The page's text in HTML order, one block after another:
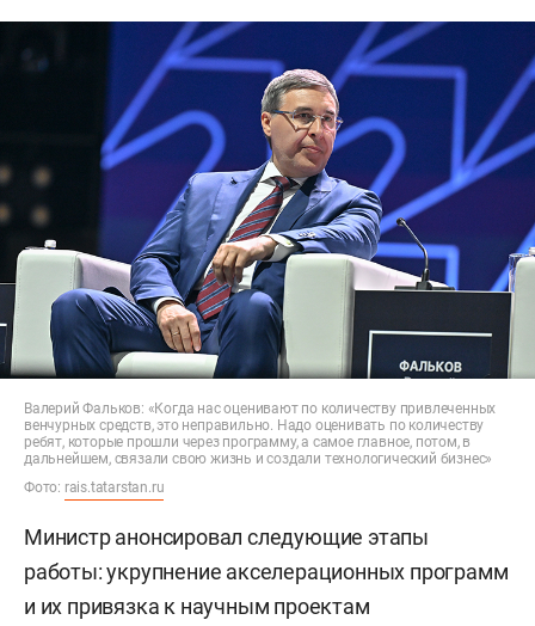
Валерий Фальков: «Когда нас оценивают по количеству привлеченных
венчурных средств, это неправильно. Надо оценивать по количеству
ребят, которые прошли через программу, а самое главное, потом, в
дальнейшем, связали свою жизнь и создали технологический бизнес»
Фото: rais.tatarstan.ru
Министр анонсировал следующие этапы
работы: укрупнение акселерационных программ
и их привязка к научным проектам